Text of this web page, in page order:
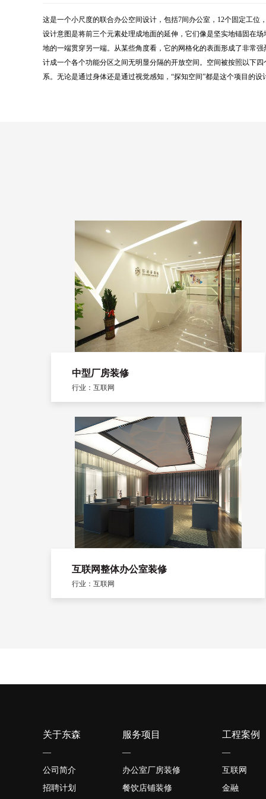
这是一个小尺度的联合办公空间设计，包括7间办公室，12个固定工
设计意图是将前三个元素处理成地面的延伸，它们像是坚实地锚固在
地的一端贯穿另一端。从某些角度看，它的网格化的表面形成了非常
计成一个各个功能分区之间无明显分隔的开放空间。空间被按照以下
系。无论是通过身体还是通过视觉感知，“探知空间”都是这个项目的设
中型厂房装修
行业：互联网
互联网整体办公室装修
行业：互联网
关于东森
—
公司简介
招聘计划
服务项目
—
办公室厂房装修
餐饮店铺装修
工程案例
—
互联网
金融